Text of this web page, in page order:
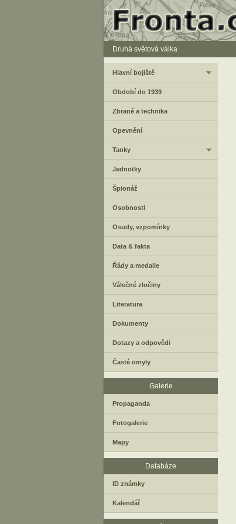
Druhá světová válka
Hlavní bojiště
Období do 1939
Zbraně a technika
Opevnění
Tanky
Jednotky
Špionáž
Osobnosti
Osudy, vzpomínky
Data & fakta
Řády a medaile
Válečné zločiny
Literatura
Dokumenty
Dotazy a odpovědi
Časté omyly
Galerie
Propaganda
Fotogalerie
Mapy
Databáze
ID známky
Kalendář